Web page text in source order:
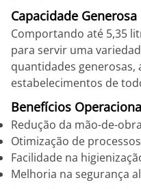
Capacidade Generosa
Comportando até 5,35
para servir uma
quantidades generosas,
estabelecimentos de
Benefícios
Redução da mão-de-obra
Otimização de processos
Facilidade na
Melhoria na segurança